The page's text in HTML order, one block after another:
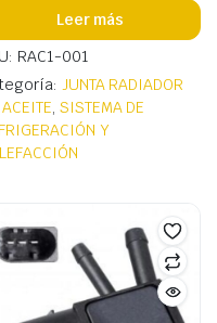
Leer más
RAC1-001
JUNTA RADIADOR
, SISTEMA DE
Y